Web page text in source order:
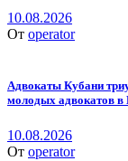
10.08.2026
От operator
Адвокаты Кубани
молодых адвокатов в
10.08.2026
От operator